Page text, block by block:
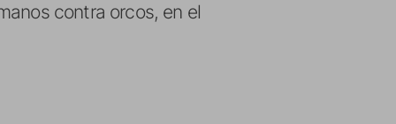
contra orcos, en el